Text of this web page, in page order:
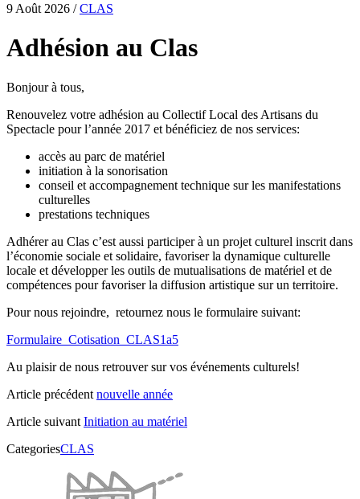
9 Août 2026 /CLAS
Adhésion au Clas
Bonjour à tous,
Renouvelez votre adhésion au Collectif Local des Artisans du
Spectacle pour l’année 2017 et bénéficiez de nos services:
accès au parc de matériel
initiation à la sonorisation
conseil et accompagnement technique sur les manifestations
culturelles
prestations techniques
Adhérer au Clas c’est aussi participer à un projet culturel inscrit dans
l’économie sociale et solidaire, favoriser la dynamique culturelle
locale et développer les outils de mutualisations de matériel et de
compétences pour favoriser la diffusion artistique sur un territoire.
Pour nous rejoindre, retournez nous le formulaire suivant:
Formulaire_Cotisation_CLAS1a5
Au plaisir de nous retrouver sur vos événements culturels!
Article précédent nouvelle année
Article suivant Initiation au matériel
CategoriesCLAS